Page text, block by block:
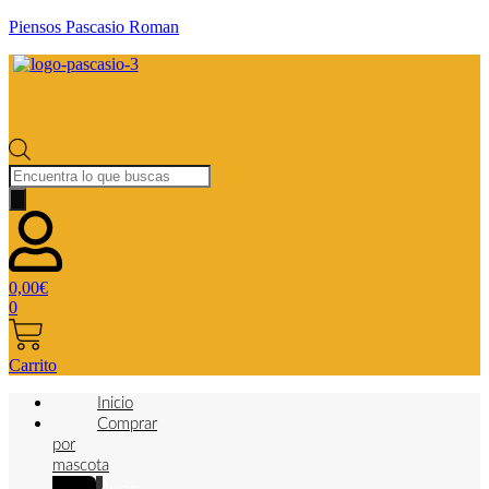
Piensos Pascasio Roman
Búsqueda
de
productos
0,00€
0
Carrito
Inicio
Comprar
por
mascota